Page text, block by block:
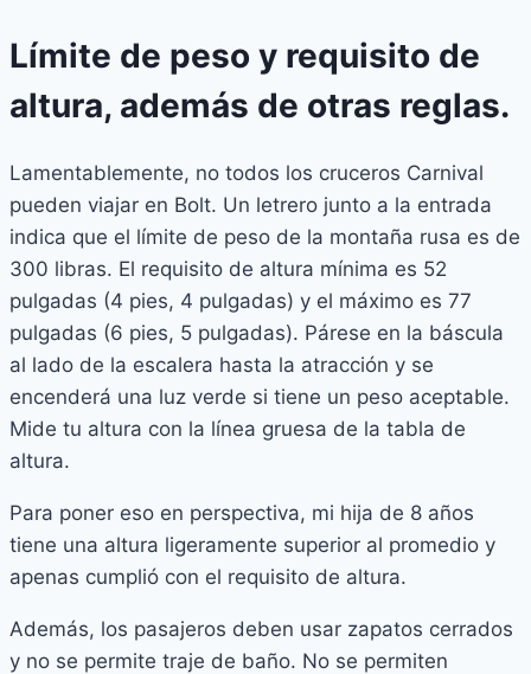
Límite de peso y requisito de
altura, además de otras reglas.
Lamentablemente, no todos los cruceros Carnival
pueden viajar en Bolt. Un letrero junto a la entrada
indica que el límite de peso de la montaña rusa es de
300 libras. El requisito de altura mínima es 52
pulgadas (4 pies, 4 pulgadas) y el máximo es 77
pulgadas (6 pies, 5 pulgadas). Párese en la báscula
al lado de la escalera hasta la atracción y se
encenderá una luz verde si tiene un peso aceptable.
Mide tu altura con la línea gruesa de la tabla de
altura.
Para poner eso en perspectiva, mi hija de 8 años
tiene una altura ligeramente superior al promedio y
apenas cumplió con el requisito de altura.
Además, los pasajeros deben usar zapatos cerrados
y no se permite traje de baño. No se permiten